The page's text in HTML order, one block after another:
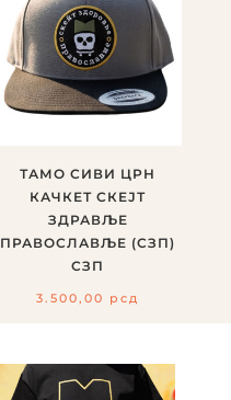
ТАМО СИВИ ЦРН
КАЧКЕТ СКЕЈТ
ЗДРАВЉЕ
ПРАВОСЛАВЉЕ (СЗП)
СЗП
3.500,00 рсд